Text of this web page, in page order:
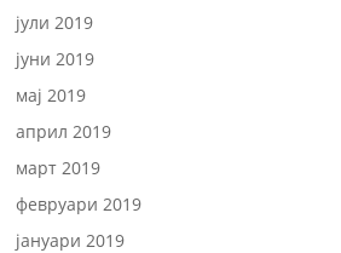
јули 2019
јуни 2019
мај 2019
април 2019
март 2019
февруари 2019
јануари 2019